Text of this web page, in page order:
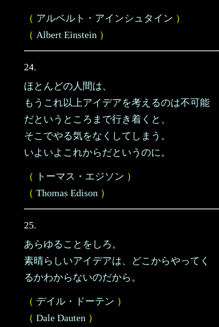
（ アルベルト・アインシュタイン ）
（ Albert Einstein ）
24.
ほとんどの人間は、
もうこれ以上アイデアを考えるのは不可能
だというところまで行き着くと、
そこでやる気をなくしてしまう。
いよいよこれからだというのに。
（ トーマス・エジソン ）
（ Thomas Edison ）
25.
あらゆることをしろ。
素晴らしいアイデアは、どこからやってく
るかわからないのだから。
（ デイル・ドーテン ）
（ Dale Dauten ）